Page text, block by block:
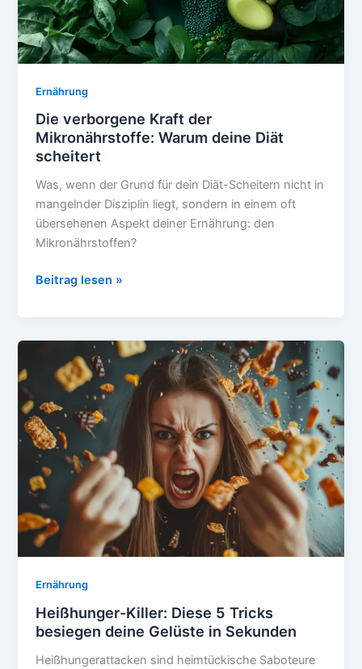
Ernährung
Die verborgene Kraft der
Mikronährstoffe: Warum deine Diät
scheitert
Was, wenn der Grund für dein Diät-Scheitern nicht in
mangelnder Disziplin liegt, sondern in einem oft
übersehenen Aspekt deiner Ernährung: den
Mikronährstoffen?
Die
der
Mikronährstoffe:
Warum
deine
Diät
scheitert
Beitrag lesen »
Ernährung
Heißhunger-Killer: Diese 5 Tricks
besiegen deine Gelüste in Sekunden
Heißhungerattacken sind heimtückische Saboteure